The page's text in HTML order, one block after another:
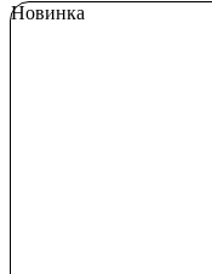
Новинка